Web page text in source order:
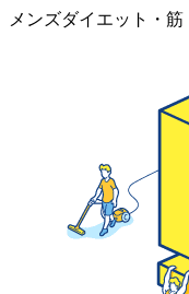
メンズダイエット・筋